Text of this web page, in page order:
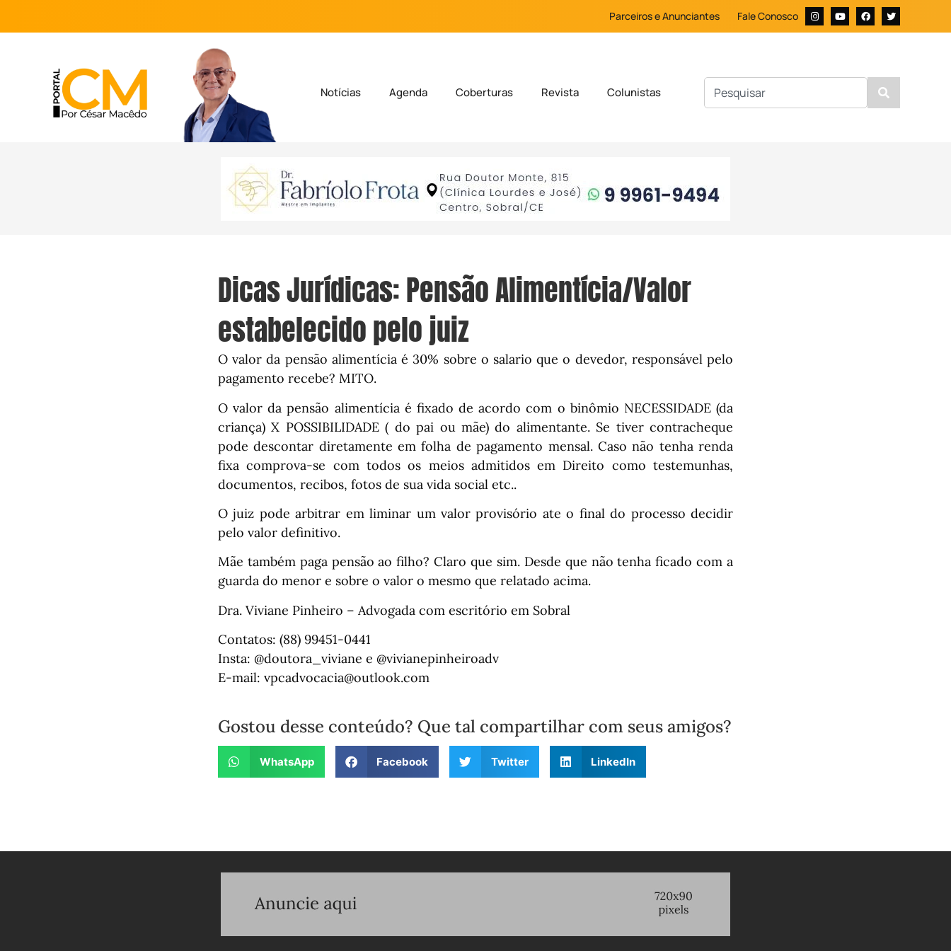
Parceiros e Anunciantes Fale Conosco
Notícias Agenda Coberturas Revista Colunistas
Dicas Jurídicas: Pensão Alimentícia/Valor
estabelecido pelo juiz
O valor da pensão alimentícia é 30% sobre o salario que o devedor, responsável pelo
pagamento recebe? MITO.
O valor da pensão alimentícia é fixado de acordo com o binômio NECESSIDADE (da
criança) X POSSIBILIDADE ( do pai ou mãe) do alimentante. Se tiver contracheque
pode descontar diretamente em folha de pagamento mensal. Caso não tenha renda
fixa comprova-se com todos os meios admitidos em Direito como testemunhas,
documentos, recibos, fotos de sua vida social etc..
O juiz pode arbitrar em liminar um valor provisório ate o final do processo decidir
pelo valor definitivo.
Mãe também paga pensão ao filho? Claro que sim. Desde que não tenha ficado com a
guarda do menor e sobre o valor o mesmo que relatado acima.
Dra. Viviane Pinheiro – Advogada com escritório em Sobral
Contatos: (88) 99451-0441
Insta: @doutora_viviane e @vivianepinheiroadv
E-mail: vpcadvocacia@outlook.com
Gostou desse conteúdo? Que tal compartilhar com seus amigos?
WhatsApp Facebook Twitter LinkedIn